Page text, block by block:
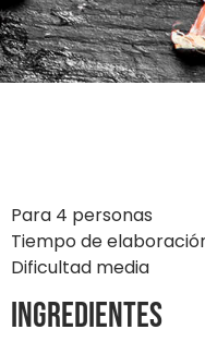
Para 4 personas
Tiempo de
Dificultad media
Ingredientes